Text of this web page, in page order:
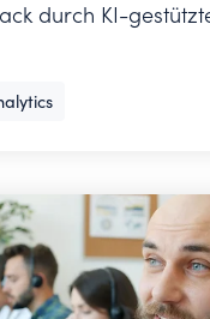
durch KI-